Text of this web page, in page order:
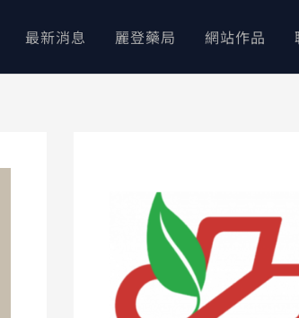
最新消息 麗登藥局 網站作品